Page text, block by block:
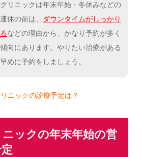
リニックは年末年始・冬休みなどの
休の前は、
ダウンタイムがしっかり
などの理由から、かなり予約が多く
向にあります。やりたい治療がある
めに予約をしましょう。
ニックの診療予定は？
ックの年末年始の営